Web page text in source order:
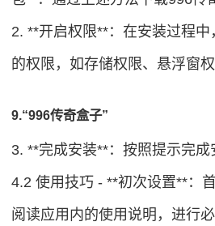
2. **开启权限**：在安装过程
的权限，如存储权限、悬浮窗权
9.“996传奇盒子”
3. **完成安装**：按照提示完
4.2 使用技巧 - **初次设置**：
阅读应用内的使用说明，进行